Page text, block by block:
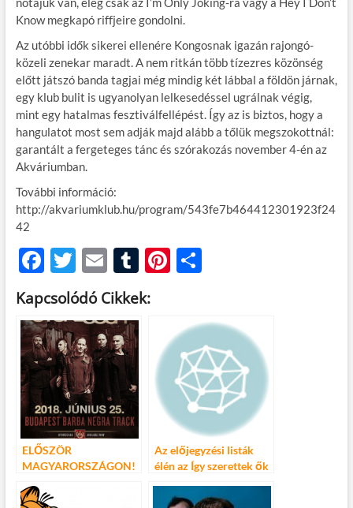
Know megkapó riffjeire gondolni.
Az utóbbi idők sikerei ellenére Kongosnak igazán rajongó-
közeli zenekar maradt. A nem ritkán több tízezres közönség
előtt játszó banda tagjai még mindig két lábbal a földön járnak,
egy klub bulit is ugyanolyan lelkesedéssel ugrálnak végig,
mint egy hatalmas fesztiválfellépést. Így az is biztos, hogy a
hangulatot most sem adják majd alább a tőlük megszokottnál:
garantált a fergeteges tánc és szórakozás november 4-én az
Akváriumban.
További információ:
http://akvariumklub.hu/program/543fe7b464412301923f24
42
F
ac
e
b
o
o
k
T
w
itt
er
E
m
ail
T
u
m
Pi
es
O
m
e
g
Kapcsolódó Cikkek:
ELŐSZÖR
MAGYARORSZÁGON!
Az előjegyzési listák
élén az Így szerettek ők